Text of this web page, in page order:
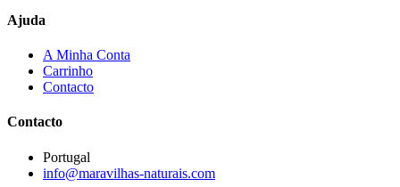
Ajuda
A Minha Conta
Carrinho
Contacto
Contacto
Portugal
info@maravilhas-naturais.com